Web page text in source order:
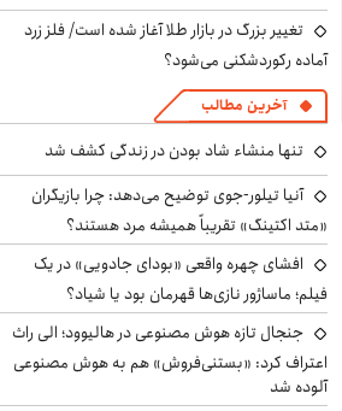
تغییر بزرگ در بازار طلا آغاز شده است/ فلز زرد
آماده رکوردشکنی می‌شود؟
آخرین مطالب
تنها منشاء شاد بودن در زندگی کشف شد
آنیا تیلور-جوی توضیح می‌دهد: چرا بازیگران
«متد اکتینگ» تقریباً همیشه مرد هستند؟
افشای چهره واقعی «بودای جادویی» در یک
فیلم؛ ماساژور نازی‌ها قهرمان بود یا شیاد؟
جنجال تازه هوش مصنوعی در هالیوود؛ الی راث
اعتراف کرد: «بستنی‌فروش» هم به هوش مصنوعی
آلوده شد